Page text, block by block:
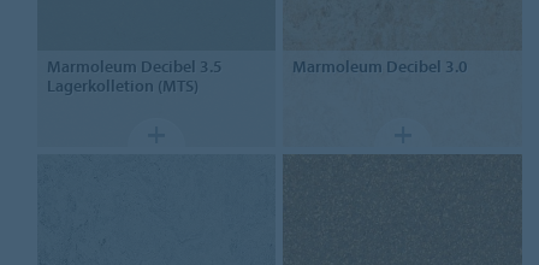
Marmoleum Decibel 3.5
Lagerkolletion (MTS)
Marmoleum Decibel 3.0